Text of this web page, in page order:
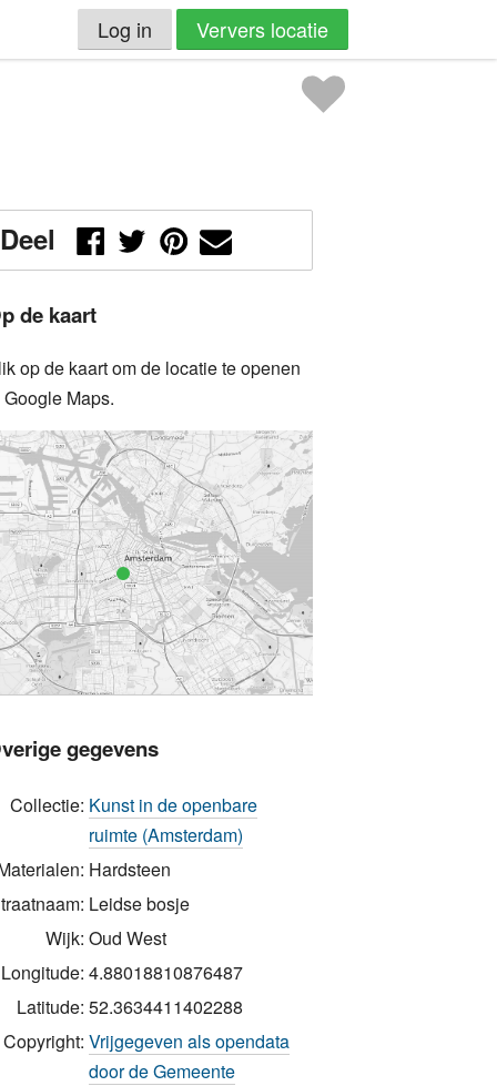
Log in Ververs locatie
Deel
de kaart
op de kaart om de locatie te openen
Maps.
gegevens
Collectie: Kunst in de openbare
ruimte (Amsterdam)
Hardsteen
Leidse bosje
Wijk: Oud West
Longitude: 4.88018810876487
Latitude: 52.3634411402288
Copyright: Vrijgegeven als opendata
door de Gemeente